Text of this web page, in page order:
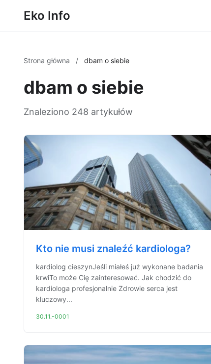
Eko Info
Strona główna / dbam o siebie
dbam o siebie
Znaleziono 248 artykułów
Kto nie musi znaleźć kardiologa?
kardiolog cieszynJeśli miałeś już wykonane badania
krwiTo może Cię zainteresować. Jak chodzić do
kardiologa profesjonalnie Zdrowie serca jest
kluczowy...
30.11.-0001